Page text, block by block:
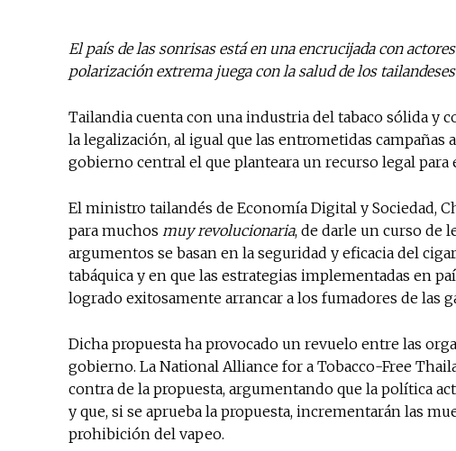
El país de las sonrisas está en una encrucijada con
polarización extrema juega con la salud de los
Tailandia cuenta con una industria del tabaco sólida y
la legalización, al igual que las entrometidas
gobierno central el que planteara un recurso legal para
El ministro tailandés de Economía Digital y Sociedad,
para muchos muy revolucionaria, de darle un curso de
argumentos se basan en la seguridad y eficacia del
tabáquica y en que las estrategias implementadas en
logrado exitosamente arrancar a los fumadores de las
Dicha propuesta ha provocado un revuelo entre las
gobierno. La National Alliance for a Tobacco-Free
contra de la propuesta, argumentando que la política
y que, si se aprueba la propuesta, incrementarán las
prohibición del vapeo.